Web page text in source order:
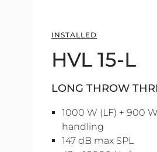
INSTALLED
HVL 15-L
LONG THROW
1000 W (LF) + 900
handling
147 dB max SPL